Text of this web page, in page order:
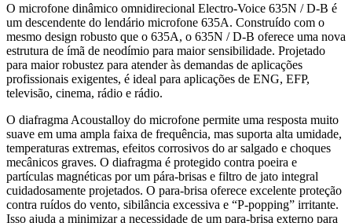
O microfone dinâmico omnidirecional Electro-Voice 635N / D-B é
um descendente do lendário microfone 635A. Construído com o
mesmo design robusto que o 635A, o 635N / D-B oferece uma nova
estrutura de ímã de neodímio para maior sensibilidade. Projetado
para maior robustez para atender às demandas de aplicações
profissionais exigentes, é ideal para aplicações de ENG, EFP,
televisão, cinema, rádio e rádio.
O diafragma Acoustalloy do microfone permite uma resposta muito
suave em uma ampla faixa de frequência, mas suporta alta umidade,
temperaturas extremas, efeitos corrosivos do ar salgado e choques
mecânicos graves. O diafragma é protegido contra poeira e
partículas magnéticas por um pára-brisas e filtro de jato integral
cuidadosamente projetados. O para-brisa oferece excelente proteção
contra ruídos do vento, sibilância excessiva e “P-popping” irritante.
Isso ajuda a minimizar a necessidade de um para-brisa externo para